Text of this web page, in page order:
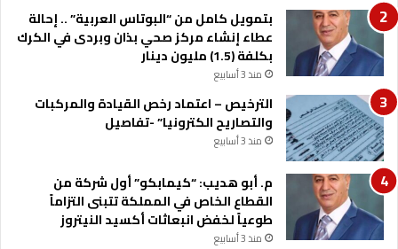
بتمويل كامل من “البوتاس العربية” .. إحالة
عطاء إنشاء مركز صحي بذان وبردى في الكرك
بكلفة (1.5) مليون دينار
منذ 3 أسابيع
الترخيص – اعتماد رخص القيادة والمركبات
والتصاريح الكترونيا” -تفاصيل
منذ 3 أسابيع
م. أبو هديب: “كيمابكو” أول شركة من
القطاع الخاص في المملكة تتبنى التزاماً
طوعياً لخفض انبعاثات أكسيد النيتروز
منذ 3 أسابيع